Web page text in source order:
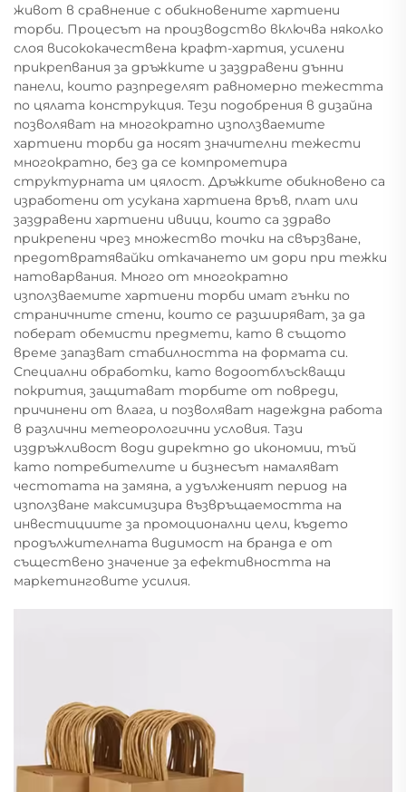
живот в сравнение с обикновените хартиени
торби. Процесът на производство включва няколко
слоя висококачествена крафт-хартия, усилени
прикрепвания за дръжките и заздравени дънни
панели, които разпределят равномерно тежестта
по цялата конструкция. Тези подобрения в дизайна
позволяват на многократно използваемите
хартиени торби да носят значителни тежести
многократно, без да се компрометира
структурната им цялост. Дръжките обикновено са
изработени от усукана хартиена връв, плат или
заздравени хартиени ивици, които са здраво
прикрепени чрез множество точки на свързване,
предотвратявайки откачането им дори при тежки
натоварвания. Много от многократно
използваемите хартиени торби имат гънки по
страничните стени, които се разширяват, за да
поберат обемисти предмети, като в същото
време запазват стабилността на формата си.
Специални обработки, като водоотблъскващи
покрития, защитават торбите от повреди,
причинени от влага, и позволяват надеждна работа
в различни метеорологични условия. Тази
издръжливост води директно до икономии, тъй
като потребителите и бизнесът намаляват
честотата на замяна, а удълженият период на
използване максимизира възвръщаемостта на
инвестициите за промоционални цели, където
продължителната видимост на бранда е от
съществено значение за ефективността на
маркетинговите усилия.